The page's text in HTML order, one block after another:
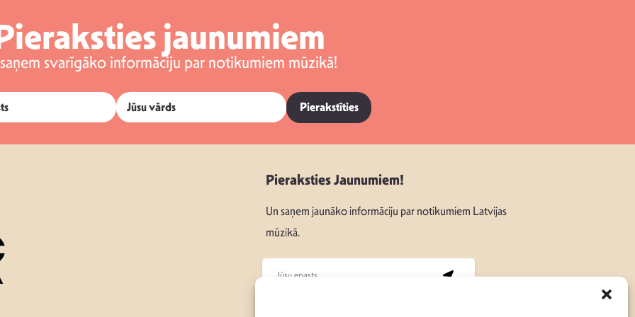
jaunumiem
svarīgāko informāciju par notikumiem mūzikā!
Pierakstīties
Pieraksties Jaunumiem!
Un saņem jaunāko informāciju par notikumiem Latvijas
mūzikā.